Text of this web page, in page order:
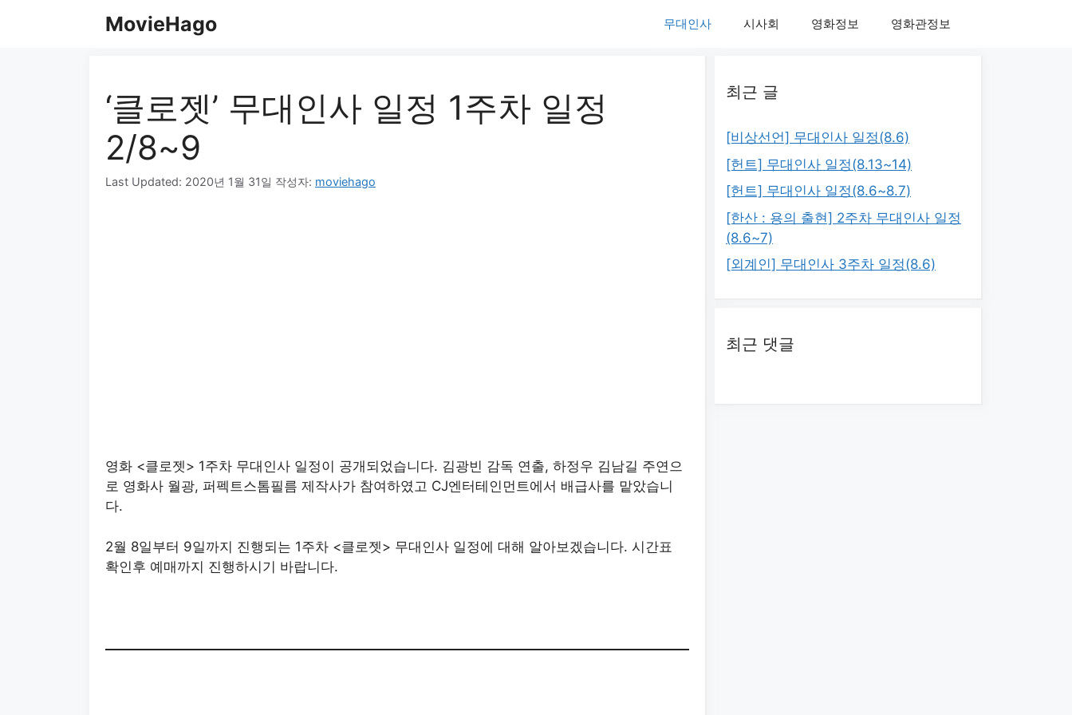
MovieHago 무대인사 시사회 영화정보 영화관정보
‘클로젯’ 무대인사 일정 1주차 일정
2/8~9
Last Updated: 2020년 1월 31일 작성자: moviehago
영화 <클로젯> 1주차 무대인사 일정이 공개되었습니다. 김광빈 감독 연출, 하정우 김남길 주연으
로 영화사 월광, 퍼펙트스톰필름 제작사가 참여하였고 CJ엔터테인먼트에서 배급사를 맡았습니
다.
2월 8일부터 9일까지 진행되는 1주차 <클로젯> 무대인사 일정에 대해 알아보겠습니다. 시간표
확인후 예매까지 진행하시기 바랍니다.
최근 글
[비상선언] 무대인사 일정(8.6)
[헌트] 무대인사 일정(8.13~14)
[헌트] 무대인사 일정(8.6~8.7)
[한산 : 용의 출현] 2주차 무대인사 일정
(8.6~7)
[외계인] 무대인사 3주차 일정(8.6)
최근 댓글